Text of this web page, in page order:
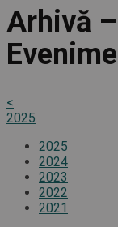
Arhivă
<
2025
2025
2024
2023
2022
2021